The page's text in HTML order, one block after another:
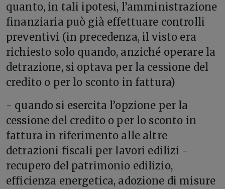
quanto, in tali ipotesi, l’amministrazione
finanziaria può già effettuare controlli
preventivi (in precedenza, il visto era
richiesto solo quando, anziché operare la
detrazione, si optava per la cessione del
credito o per lo sconto in fattura)
- quando si esercita l’opzione per la
cessione del credito o per lo sconto in
fattura in riferimento alle altre
detrazioni fiscali per lavori edilizi -
recupero del patrimonio edilizio,
efficienza energetica, adozione di misure